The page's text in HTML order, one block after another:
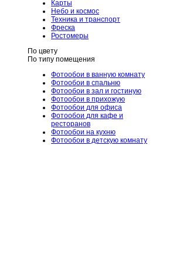
Карты
Небо и космос
Техника и транспорт
Фреска
Ростомеры
По цвету
По типу помещения
Фотообои в ванную комнату
Фотообои в спальню
Фотообои в зал и гостиную
Фотообои в прихожую
Фотообои для офиса
Фотообои для кафе и
ресторанов
Фотообои на кухню
Фотообои в детскую комнату